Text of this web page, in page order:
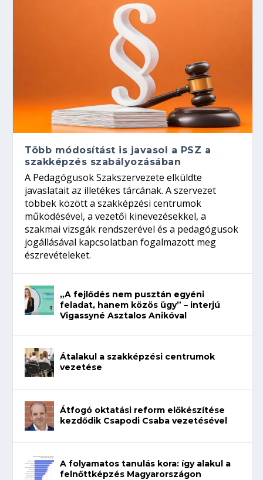
Több módosítást is javasol a PSZ a
szakképzés szabályozásában
A Pedagógusok Szakszervezete elküldte
javaslatait az illetékes tárcának. A szervezet
többek között a szakképzési centrumok
működésével, a vezetői kinevezésekkel, a
szakmai vizsgák rendszerével és a pedagógusok
jogállásával kapcsolatban fogalmazott meg
észrevételeket.
„A fejlődés nem pusztán egyéni
feladat, hanem közös ügy” – interjú
Vigassyné Asztalos Anikóval
Átalakul a szakképzési centrumok
vezetése
Átfogó oktatási reform előkészítése
kezdődik Csapodi Csaba vezetésével
A folyamatos tanulás kora: így alakul a
felnőttképzés Magyarországon